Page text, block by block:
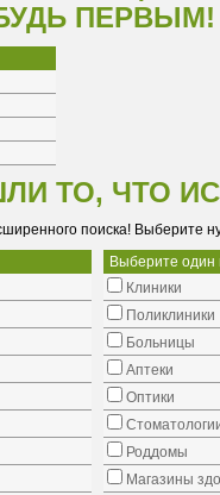
ПЕРВЫМ!
ТО, ЧТО
поиска! Выберите
Выберите
Клиники
Поликлиники
Больницы
Аптеки
Оптики
Роддомы
Магазины